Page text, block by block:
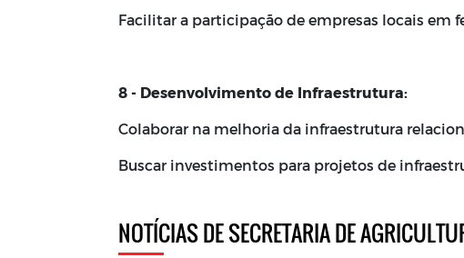
Facilitar a participação de empresas locais em
8 - Desenvolvimento de Infraestrutura:
Colaborar na melhoria da infraestrutura
Buscar investimentos para projetos de
NOTÍCIAS DE SECRETARIA DE